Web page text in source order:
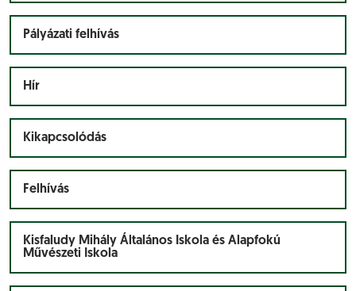
Pályázati felhívás
Hír
Kikapcsolódás
Felhívás
Kisfaludy Mihály Általános Iskola és Alapfokú
Művészeti Iskola